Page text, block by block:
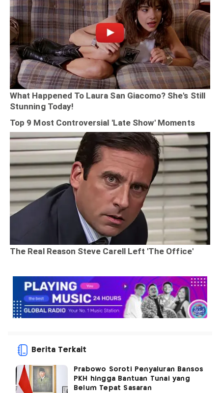
Berita Terkait
Prabowo Soroti Penyaluran Bansos
PKH hingga Bantuan Tunai yang
Belum Tepat Sasaran